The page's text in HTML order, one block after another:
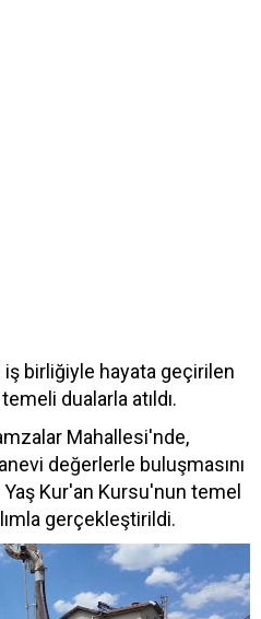
iş birliğiyle hayata geçirilen
dualarla atıldı.
Mahallesi'nde,
değerlerle buluşmasını
Kur'an Kursu'nun temel
gerçekleştirildi.